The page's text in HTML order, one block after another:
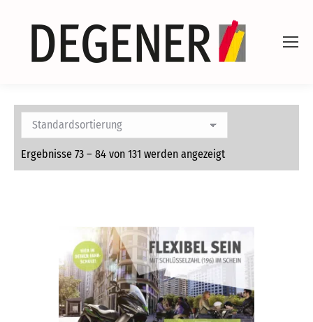
Ergebnisse 73 – 84 von 131 werden angezeigt